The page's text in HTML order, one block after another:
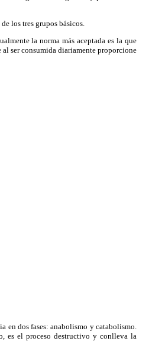
los tres grupos básicos.
la norma más aceptada es la que
ser consumida diariamente proporcione
en dos fases: anabolismo y catabolismo.
es el proceso destructivo y conlleva la